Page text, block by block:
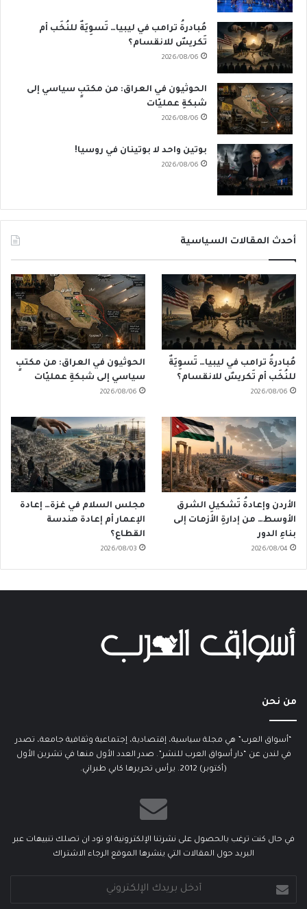
مُبادرةُ ترامب في ليبيا… تَسوِيَةٌ للنُخَب أم
تَكريسٌ للانقسام؟
2026/08/06
الحوثيون في العراق: من مكتبٍ سياسي إلى
شبكةِ عمليّات
2026/08/06
بوتين واحد لا بوتينان في روسيا!
2026/08/06
أحدث المقالات السياسية
مُبادرةُ ترامب في ليبيا… تَسوِيَةٌ
للنُخَب أم تَكريسٌ للانقسام؟
2026/08/06
الحوثيون في العراق: من مكتبٍ
سياسي إلى شبكةِ عمليّات
2026/08/06
الأردن وإعادةُ تَشكيلِ الشرق
الأوسط… من إدارةِ الأزمات إلى
بناءِ الدور
2026/08/04
مجلس السلام في غزة… إعادة
الإعمار أم إعادة هندسة
القطاع؟
2026/08/03
من نحن
“أسواق العرب” هي مجلة سياسية، إقتصادية، إجتماعية وثقافية جامعة، تصدر
في لندن عن “دار أسواق العرب للنشر”. صدر العدد الأول منها في تشرين الأول
(أكتوبر) 2012. يرأس تحريرها كابي طبراني.
في حال كنت ترغب بالحصول على نشرتنا الإلكترونية او تود ان تصلك تنبيهات عبر
البريد حول المقالات التي ينشرها الموقع الرجاء الاشتراك
بريدك